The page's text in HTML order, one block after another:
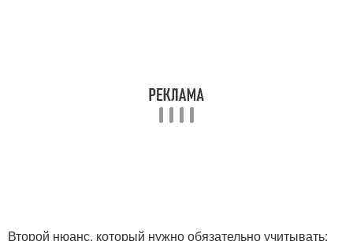
Второй нюанс, который нужно обязательно учитывать: